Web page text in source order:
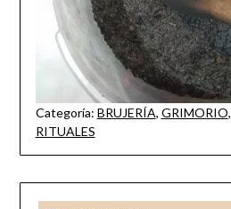
Categoría: BRUJERÍA, GRIMORIO,
RITUALES